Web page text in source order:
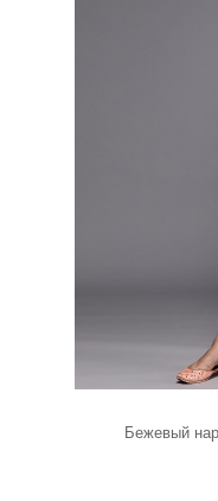
Бежевый